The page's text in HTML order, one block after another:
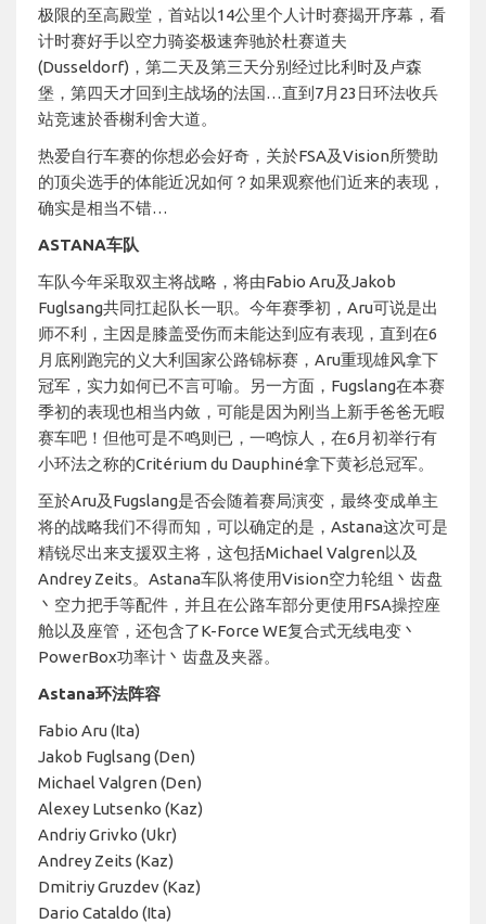
极限的至高殿堂，首站以14公里个人计时赛揭开序幕，看
计时赛好手以空力骑姿极速奔驰於杜赛道夫
(Dusseldorf)，第二天及第三天分别经过比利时及卢森
堡，第四天才回到主战场的法国…直到7月23日环法收兵
站竞速於香榭利舍大道。
热爱自行车赛的你想必会好奇，关於FSA及Vision所赞助
的顶尖选手的体能近况如何？如果观察他们近来的表现，
确实是相当不错…
ASTANA车队
车队今年采取双主将战略，将由Fabio Aru及Jakob
Fuglsang共同扛起队长一职。今年赛季初，Aru可说是出
师不利，主因是膝盖受伤而未能达到应有表现，直到在6
月底刚跑完的义大利国家公路锦标赛，Aru重现雄风拿下
冠军，实力如何已不言可喻。另一方面，Fugslang在本赛
季初的表现也相当内敛，可能是因为刚当上新手爸爸无暇
赛车吧！但他可是不鸣则已，一鸣惊人，在6月初举行有
小环法之称的Critérium du Dauphiné拿下黄衫总冠军。
至於Aru及Fugslang是否会随着赛局演变，最终变成单主
将的战略我们不得而知，可以确定的是，Astana这次可是
精锐尽出来支援双主将，这包括Michael Valgren以及
Andrey Zeits。Astana车队将使用Vision空力轮组丶齿盘
丶空力把手等配件，并且在公路车部分更使用FSA操控座
舱以及座管，还包含了K-Force WE复合式无线电变丶
PowerBox功率计丶齿盘及夹器。
Astana环法阵容
Fabio Aru (Ita)
Jakob Fuglsang (Den)
Michael Valgren (Den)
Alexey Lutsenko (Kaz)
Andriy Grivko (Ukr)
Andrey Zeits (Kaz)
Dmitriy Gruzdev (Kaz)
Dario Cataldo (Ita)